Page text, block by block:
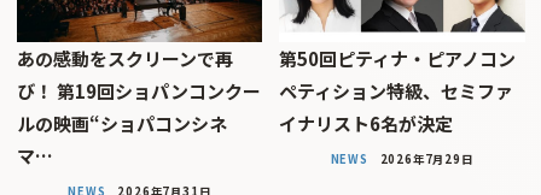
あの感動をスクリーンで再
び！ 第19回ショパンコンクー
ルの映画“ショパコンシネ
マ…
NEWS 2026年7月31日
第50回ピティナ・ピアノコン
ペティション特級、セミファ
イナリスト6名が決定
NEWS 2026年7月29日